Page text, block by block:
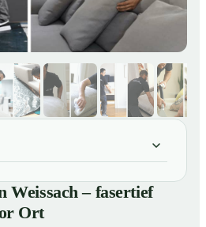
– fasertief sauber &
Weissach – fasertief
Ort